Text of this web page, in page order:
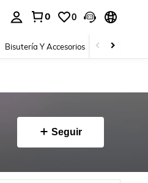
0 0
Bisutería Y Accesorios Zapatos
Seguir